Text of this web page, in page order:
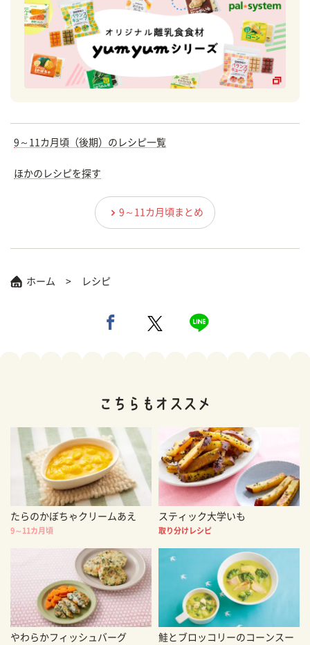
9～11カ月頃（後期）のレシピ一覧
ほかのレシピを探す
9～11カ月頃まとめ
ホーム レシピ
たらのかぼちゃクリームあえ
9～11カ月頃
スティック大学いも
取り分けレシピ
やわらかフィッシュバーグ 鮭とブロッコリーのコーンスー